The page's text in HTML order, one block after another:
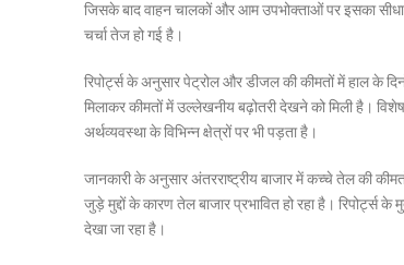
जिसके बाद वाहन चालकों और आम उपभोक्ताओं पर इसका
चर्चा तेज हो गई है।
रिपोर्ट्स के अनुसार पेट्रोल और डीजल की कीमतों में हाल के
मिलाकर कीमतों में उल्लेखनीय बढ़ोतरी देखने को मिली है।
अर्थव्यवस्था के विभिन्न क्षेत्रों पर भी पड़ता है।
जानकारी के अनुसार अंतरराष्ट्रीय बाजार में कच्चे तेल की
जुड़े मुद्दों के कारण तेल बाजार प्रभावित हो रहा है। रिपोर्ट्स
देखा जा रहा है।